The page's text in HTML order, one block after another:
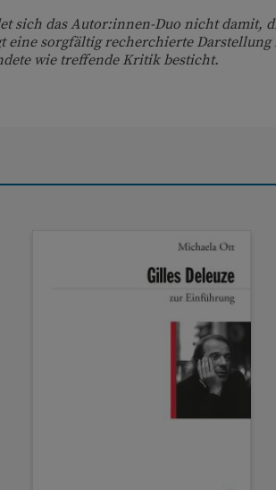
sich das Autor:innen-Duo nicht damit,
eine sorgfältig recherchierte
wie treffende Kritik besticht.